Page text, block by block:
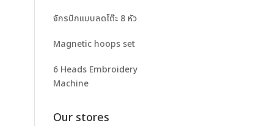
จักรปักแบบลดโต๊ะ 8 หัว
Magnetic hoops set
6 Heads Embroidery
Machine
Our stores